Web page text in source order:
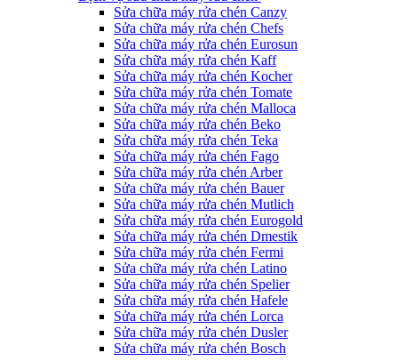
Sửa chữa máy rửa chén Canzy
Sửa chữa máy rửa chén Chefs
Sửa chữa máy rửa chén Eurosun
Sửa chữa máy rửa chén Kaff
Sửa chữa máy rửa chén Kocher
Sửa chữa máy rửa chén Tomate
Sửa chữa máy rửa chén Malloca
Sửa chữa máy rửa chén Beko
Sửa chữa máy rửa chén Teka
Sửa chữa máy rửa chén Fago
Sửa chữa máy rửa chén Arber
Sửa chữa máy rửa chén Bauer
Sửa chữa máy rửa chén Mutlich
Sửa chữa máy rửa chén Eurogold
Sửa chữa máy rửa chén Dmestik
Sửa chữa máy rửa chén Fermi
Sửa chữa máy rửa chén Latino
Sửa chữa máy rửa chén Spelier
Sửa chữa máy rửa chén Hafele
Sửa chữa máy rửa chén Lorca
Sửa chữa máy rửa chén Dusler
Sửa chữa máy rửa chén Bosch